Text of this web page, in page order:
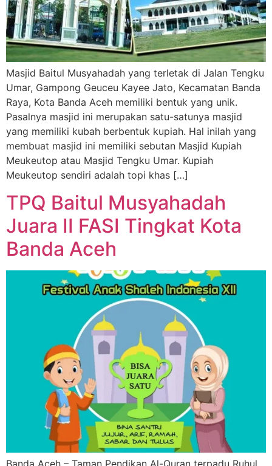
Masjid Baitul Musyahadah yang terletak di Jalan Tengku
Umar, Gampong Geuceu Kayee Jato, Kecamatan Banda
Raya, Kota Banda Aceh memiliki bentuk yang unik.
Pasalnya masjid ini merupakan satu-satunya masjid
yang memiliki kubah berbentuk kupiah. Hal inilah yang
membuat masjid ini memiliki sebutan Masjid Kupiah
Meukeutop atau Masjid Tengku Umar. Kupiah
Meukeutop sendiri adalah topi khas […]
TPQ Baitul Musyahadah
Juara II FASI Tingkat Kota
Banda Aceh
Banda Aceh – Taman Pendikan Al-Quran terpadu Ruhul